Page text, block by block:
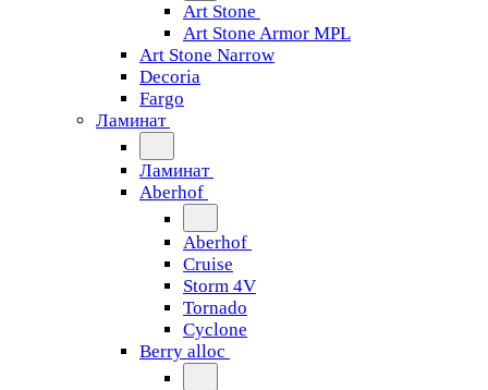
Art Stone
Art Stone Armor MPL
Art Stone Narrow
Decoria
Fargo
Ламинат
Ламинат
Aberhof
Aberhof
Cruise
Storm 4V
Tornado
Сyclone
Berry alloc